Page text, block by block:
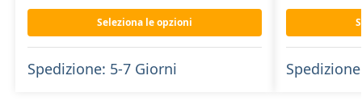
Seleziona le opzioni
Spedizione: 5-7 Giorni